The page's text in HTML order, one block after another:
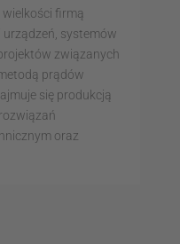
firmą
systemów
związanych
prądów
się produkcją
oraz